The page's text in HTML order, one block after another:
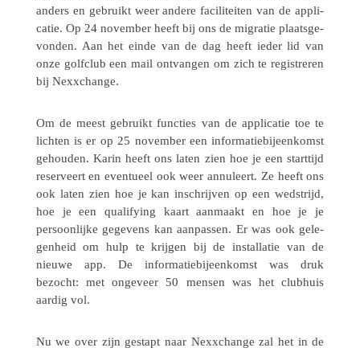
anders en gebruikt weer andere faci­li­tei­ten van de appli­
ca­tie. Op 24 novem­ber heeft bij ons de migra­tie plaats­ge­
von­den. Aan het einde van de dag heeft ieder lid van
onze golf­club een mail ontvan­gen om zich te regi­stre­ren
bij Nexxchange.
Om de meest gebruikt func­ties van de appli­ca­tie toe te
lichten is er op 25 novem­ber een infor­ma­tie­bij­een­komst
gehou­den. Karin heeft ons laten zien hoe je een start­tijd
reser­veert en even­tu­eel ook weer annu­leert. Ze heeft ons
ook laten zien hoe je kan inschrij­ven op een wedstrijd,
hoe je een quali­fying kaart aanmaakt en hoe je je
persoon­lijke gege­vens kan aanpas­sen. Er was ook gele­
gen­heid om hulp te krijgen bij de instal­la­tie van de
nieuwe app. De infor­ma­tie­bij­een­komst was druk
bezocht: met onge­veer 50 mensen was het club­huis
aardig vol.
Nu we over zijn gestapt naar Nexx­change zal het in de